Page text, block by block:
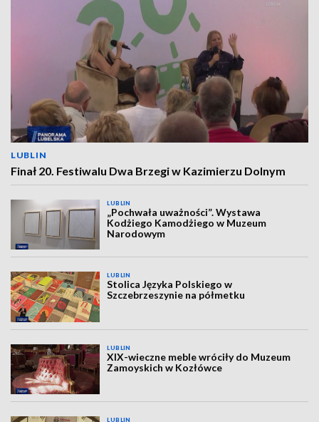
LUBLIN
Finał 20. Festiwalu Dwa Brzegi w Kazimierzu Dolnym
LUBLIN
„Pochwała uważności”. Wystawa
Kodżiego Kamodżiego w Muzeum
Narodowym
LUBLIN
Stolica Języka Polskiego w
Szczebrzeszynie na półmetku
LUBLIN
XIX-wieczne meble wróciły do Muzeum
Zamoyskich w Kozłówce
LUBLIN